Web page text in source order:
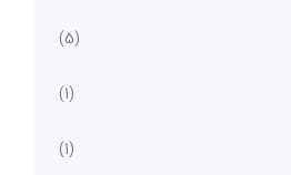
(5)
(1)
(1)